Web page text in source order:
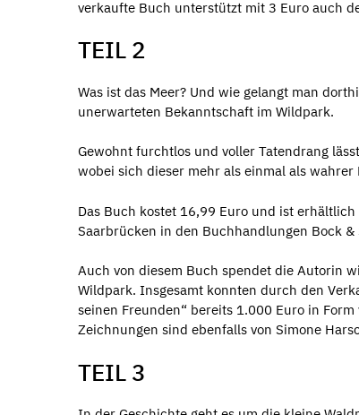
verkaufte Buch unterstützt mit 3 Euro auch
TEIL 2
Was ist das Meer? Und wie gelangt man
unerwarteten Bekanntschaft im Wildpark.
Gewohnt furchtlos und voller Tatendrang
wobei sich dieser mehr als einmal als
Das Buch kostet 16,99 Euro und ist
Saarbrücken in den Buchhandlungen Bock
Auch von diesem Buch spendet die Autorin
Wildpark. Insgesamt konnten durch den
seinen Freunden“ bereits 1.000 Euro in
Zeichnungen sind ebenfalls von Simone
TEIL 3